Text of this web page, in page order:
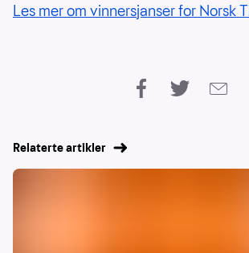
Les mer om vinnersjanser for Norsk
Relaterte artikler